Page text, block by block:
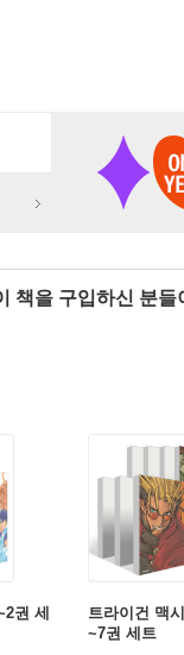
책을 구입하신 분
권 세
트라이건 맥
~7권 세트